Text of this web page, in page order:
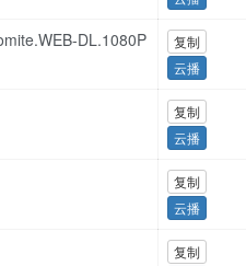
DL.1080P
复制
云播
复制
云播
复制
云播
复制